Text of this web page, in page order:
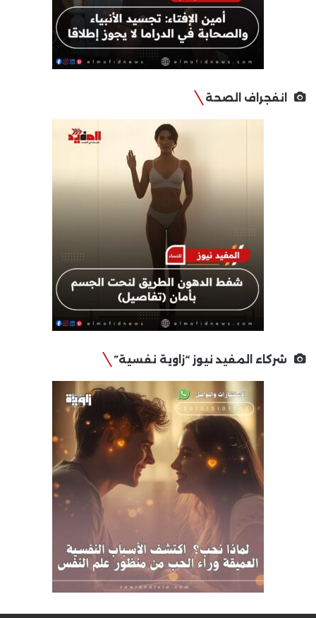
انفجراف الصحة
شركاء المفيد نيوز “زاوية نفسية”